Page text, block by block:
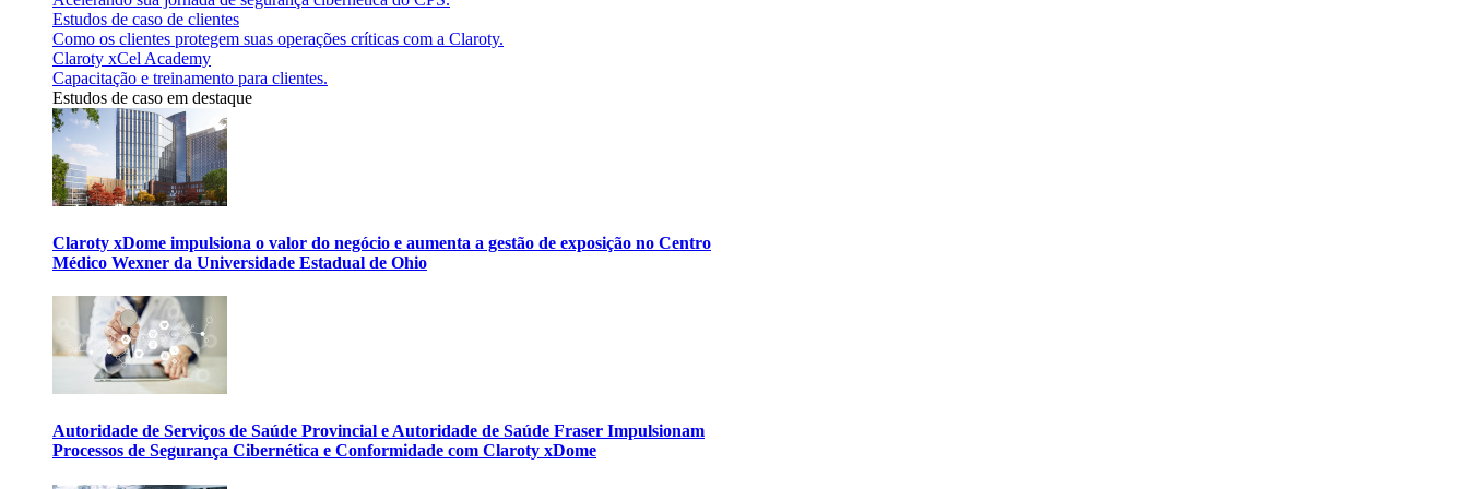
Estudos de caso de clientes
Como os clientes protegem suas operações críticas com a Claroty.
Claroty xCel Academy
Capacitação e treinamento para clientes.
Estudos de caso em destaque
Claroty xDome impulsiona o valor do negócio e aumenta a gestão de exposição no Centro
Médico Wexner da Universidade Estadual de Ohio
Autoridade de Serviços de Saúde Provincial e Autoridade de Saúde Fraser Impulsionam
Processos de Segurança Cibernética e Conformidade com Claroty xDome